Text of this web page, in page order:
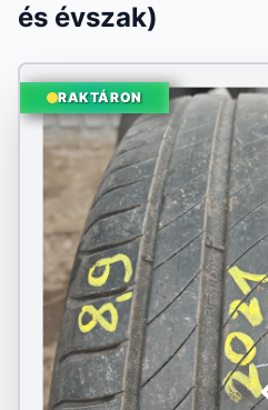
és évszak)
RAKTÁRON